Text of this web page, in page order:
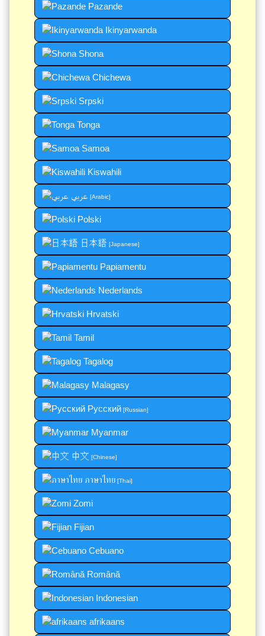
Pazande
Ikinyarwanda
Shona
Chichewa
Srpski
Tonga
Samoa
Kiswahili
عربي[Arabic]
Polski
日本語 [Japanese]
Papiamentu
Nederlands
Hrvatski
Tamil
Tagalog
Malagasy
Русский [Russian]
Myanmar
中文 [Chinese]
ภาษาไทย [Thai]
Zomi
Fijian
Cebuano
Română
Indonesian
afrikaans